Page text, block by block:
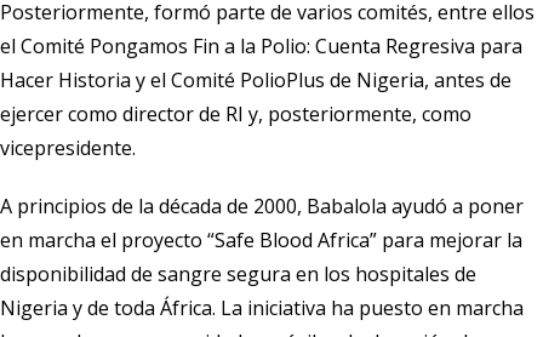
Posteriormente, formó parte de varios comités, entre ellos
el Comité Pongamos Fin a la Polio: Cuenta Regresiva para
Hacer Historia y el Comité PolioPlus de Nigeria, antes de
ejercer como director de RI y, posteriormente, como
vicepresidente.
A principios de la década de 2000, Babalola ayudó a poner
en marcha el proyecto “Safe Blood Africa” para mejorar la
disponibilidad de sangre segura en los hospitales de
Nigeria y de toda África. La iniciativa ha puesto en marcha